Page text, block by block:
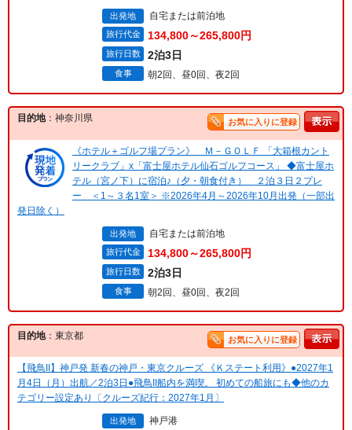
出発地 自宅または前泊地
旅行代金 134,800～265,800円
旅行日数 2泊3日
食事 朝2回、昼0回、夜2回
目的地：神奈川県 お気に入りに登録
《ホテル＋ゴルフ場プラン》 Ｍ－ＧＯＬＦ 「大箱根カント
リークラブ」x「富士屋ホテル仙石ゴルフコース」 ◆富士屋ホ
テル（宮ノ下）に宿泊♪（夕・朝食付き） ２泊３日２プレ
ー ＜1～３名1室＞ ※2026年4月～2026年10月出発（一部出
発日除く）
出発地 自宅または前泊地
旅行代金 134,800～265,800円
旅行日数 2泊3日
食事 朝2回、昼0回、夜2回
目的地：東京都 お気に入りに登録
【飛鳥II】神戸発 新春の神戸・東京クルーズ 《Ｋステート利用》●2027年1
月4日（月）出航／2泊3日●飛鳥II船内を満喫。 初めての船旅にも◆他のカ
テゴリー設定あり〔クルーズ紀行：2027年1月〕
出発地 神戸港